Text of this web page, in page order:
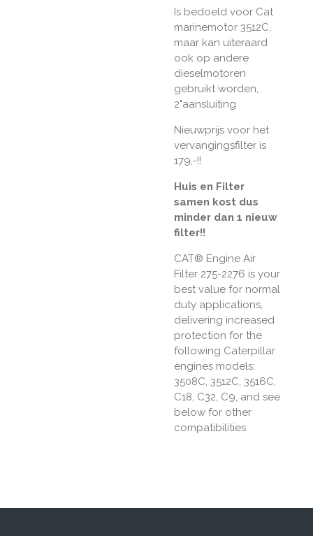
Is bedoeld voor Cat
marinemotor 3512C,
maar kan uiteraard
ook op andere
dieselmotoren
gebruikt worden,
2"aansluiting
Nieuwprijs voor het
vervangingsfilter is
179,-!!
Huis en Filter
samen kost dus
minder dan 1 nieuw
filter!!
CAT® Engine Air
Filter 275-2276 is your
best value for normal
duty applications,
delivering increased
protection for the
following Caterpillar
engines models:
3508C, 3512C, 3516C,
C18, C32, C9, and see
below for other
compatibilities